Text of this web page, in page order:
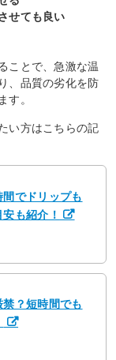
せても良い
ことで、急激な温
、品質の劣化を防
す。
い方はこちらの記
でドリップも
も紹介！
？短時間でも